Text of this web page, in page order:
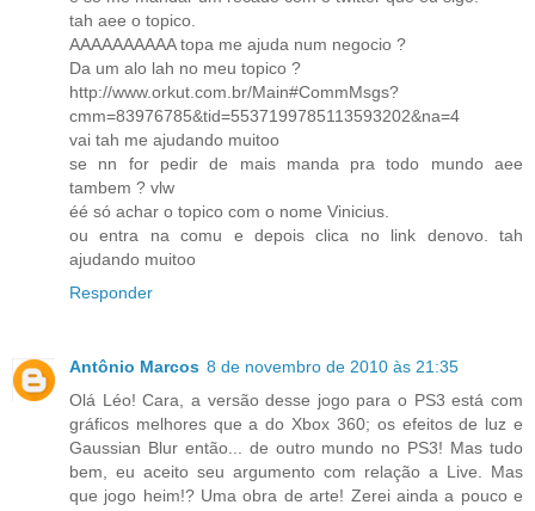
tah aee o topico.
AAAAAAAAAA topa me ajuda num negocio ?
Da um alo lah no meu topico ?
http://www.orkut.com.br/Main#CommMsgs?
cmm=83976785&tid=5537199785113593202&na=4
vai tah me ajudando muitoo
se nn for pedir de mais manda pra todo mundo aee
tambem ? vlw
éé só achar o topico com o nome Vinicius.
ou entra na comu e depois clica no link denovo. tah
ajudando muitoo
Responder
Antônio Marcos 8 de novembro de 2010 às 21:35
Olá Léo! Cara, a versão desse jogo para o PS3 está com
gráficos melhores que a do Xbox 360; os efeitos de luz e
Gaussian Blur então... de outro mundo no PS3! Mas tudo
bem, eu aceito seu argumento com relação a Live. Mas
que jogo heim!? Uma obra de arte! Zerei ainda a pouco e